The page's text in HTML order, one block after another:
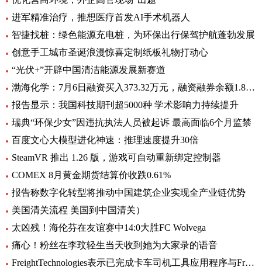
进军精准治疗，推想医疗首发AI手术机器人
智捷找桩：绿色能源充电桩，为环保出行保驾护航蓬勃发展
创意手工城市圣诞浪漫惊喜定制纸板礼物打动心
“光伏+”开辟中国清洁能源发展新赛道
渤海化学：7月6日融资买入373.32万元，融资融券余额1.89亿元
报告显示：我国科技期刊超5000种 学术影响力持续提升
瑞典“环保少女”因违抗执法人员被起诉 最高面临6个月监禁
百度文心大模型进化神速：推理速度提升30倍
SteamVR 推出 1.26 版，游戏可自动重新绑定控制器
COMEX 8月黄金期货结算价收跌0.61%
报告称数字化转型将推动中国建筑企业实现全产业链优势
美国清关流程 美国到中国清关）
太凶残！海伦芬在友谊赛中14:0大胜FC Wolvega
痛心！粉丝在李玟轻生当天收到她为大家录的语音
FreightTechnologies表示已完成卡车司机工具应用程序与Fr8App货运匹配平台的集成